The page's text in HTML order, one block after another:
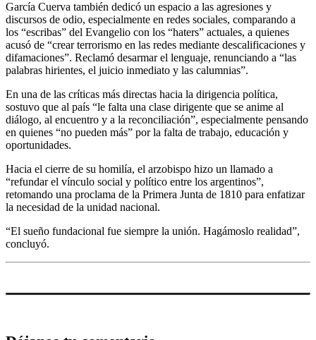
García Cuerva también dedicó un espacio a las agresiones y
discursos de odio, especialmente en redes sociales, comparando a
los “escribas” del Evangelio con los “haters” actuales, a quienes
acusó de “crear terrorismo en las redes mediante descalificaciones y
difamaciones”. Reclamó desarmar el lenguaje, renunciando a “las
palabras hirientes, el juicio inmediato y las calumnias”.
En una de las críticas más directas hacia la dirigencia política,
sostuvo que al país “le falta una clase dirigente que se anime al
diálogo, al encuentro y a la reconciliación”, especialmente pensando
en quienes “no pueden más” por la falta de trabajo, educación y
oportunidades.
Hacia el cierre de su homilía, el arzobispo hizo un llamado a
“refundar el vínculo social y político entre los argentinos”,
retomando una proclama de la Primera Junta de 1810 para enfatizar
la necesidad de la unidad nacional.
“El sueño fundacional fue siempre la unión. Hagámoslo realidad”,
concluyó.